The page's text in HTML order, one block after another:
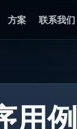
方案 联系我们
用例